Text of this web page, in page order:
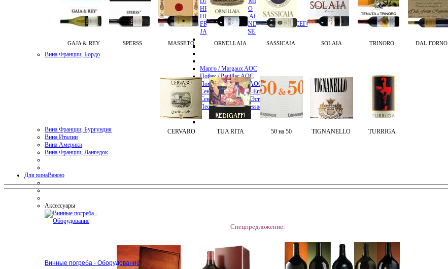
HENRIOT / ЭНРИО
HENRI GIRAUD / АНРИ ЖИРО
FRANCOIS SECONDE / ФРАНСУА СЕГОНДЭ
JACQUES SELOSSE / ЖАК СЕЛОС
Вина Франции, Бордо
Марго / Margaux AOC
Пойак / Pauillac AOC
Помроль / Pomerol AOC
Сен-Эмильон / Saint-Emilion AOC
Сен-Жюльен и Сен-Эстеф AOC
Пессак-Леоньян / Pessac-Leognan
Вина Франции, Бургундия
Вина Италии
Вина Америки
Вина Франции, Лангедок
Для винаВажно
Аксессуары
Винные погреба - Оборудование
GAJA & REY SPERSS MASSETO ORNELLAIA SASSICAIA SOLAIA TRINORO DAL FORNO
CERVARO TUA RITA 50 на 50 TIGNANELLO TURRIGA
Спецпредложение: